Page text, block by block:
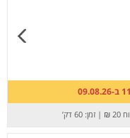
₪
| זמן: 60 דק’